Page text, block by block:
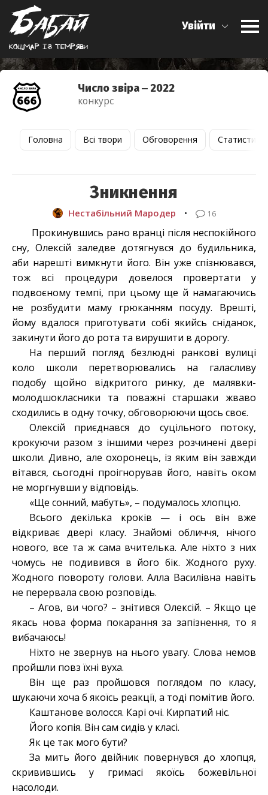
Кошмар iз темряви
Увійти
Число звіра ‒ 2022
конкурс
Головна Всі твори Обговорення Статистика
Зникнення
Нестабільний Мародер • 16
Прокинувшись рано вранці після неспокійного
сну, Олексій заледве дотягнувся до будильника,
аби нарешті вимкнути його. Він уже спізнювався,
тож всі процедури довелося провертати у
подвоєному темпі, при цьому ще й намагаючись
не розбудити маму грюканням посуду. Врешті,
йому вдалося приготувати собі якийсь сніданок,
закинути його до рота та вирушити в дорогу.
На перший погляд безлюдні ранкові вулиці
коло школи перетворювались на галасливу
подобу щойно відкритого ринку, де малявки-
молодшокласники та поважні старшаки жваво
сходились в одну точку, обговорюючи щось своє.
Олексій приєднався до суцільного потоку,
крокуючи разом з іншими через розчинені двері
школи. Дивно, але охоронець, із яким він завжди
вітався, сьогодні проігнорував його, навіть оком
не моргнувши у відповідь.
«Ще сонний, мабуть», – подумалось хлопцю.
Всього декілька кроків — і ось він вже
відкриває двері класу. Знайомі обличчя, нічого
нового, все та ж сама вчителька. Але ніхто з них
чомусь не подивився в його бік. Жодного руху.
Жодного повороту голови. Алла Василівна навіть
не перервала свою розповідь.
– Агов, ви чого? – знітився Олексій. – Якщо це
якась нова форма покарання за запізнення, то я
вибачаюсь!
Ніхто не звернув на нього увагу. Слова немов
пройшли повз їхні вуха.
Він ще раз пройшовся поглядом по класу,
шукаючи хоча б якоїсь реакції, а тоді помітив його.
Каштанове волосся. Карі очі. Кирпатий ніс.
Його копія. Він сам сидів у класі.
Як це так мого бути?
За мить його двійник повернувся до хлопця,
скривившись у гримасі якоїсь божевільної
насолоди.